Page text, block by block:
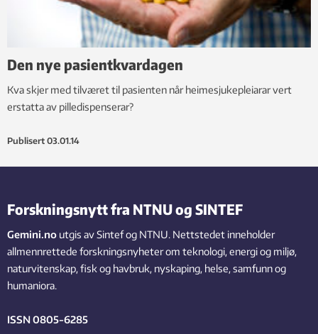
Den nye pasientkvardagen
Kva skjer med tilværet til pasienten når heimesjukepleiarar vert
erstatta av pilledispenserar?
Publisert 03.01.14
Forskningsnytt fra NTNU og SINTEF
Gemini.no utgis av Sintef og NTNU. Nettstedet inneholder
allmennrettede forskningsnyheter om teknologi, energi og miljø,
naturvitenskap, fisk og havbruk, nyskaping, helse, samfunn og
humaniora.
ISSN 0805-6285